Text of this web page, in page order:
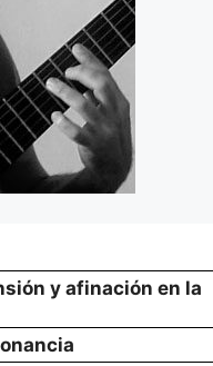
y afinación en la